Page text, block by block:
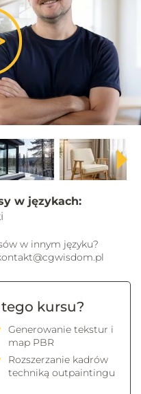
w językach:
w innym języku?
tego kursu?
Generowanie tekstur i
map PBR
Rozszerzanie kadrów
techniką outpaintingu